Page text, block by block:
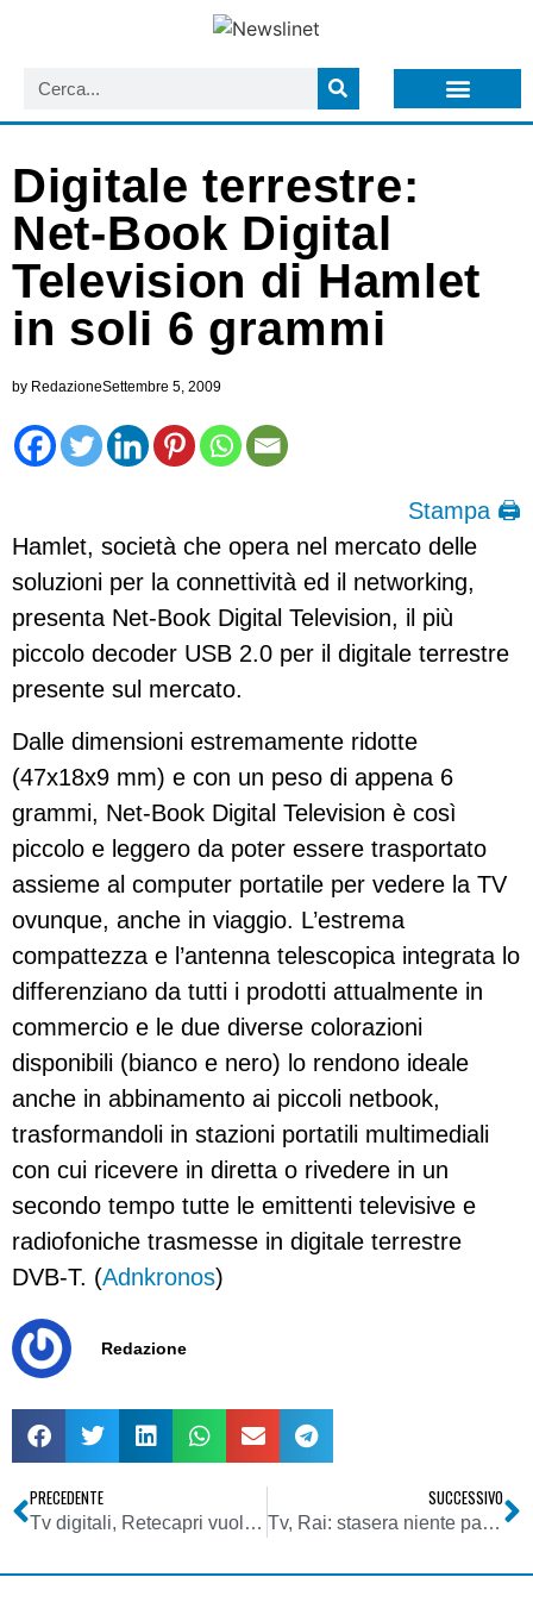
Digitale terrestre:
Net-Book Digital
Television di Hamlet
in soli 6 grammi
by RedazioneSettembre 5, 2009
Stampa 🖨
Hamlet, società che opera nel mercato delle
soluzioni per la connettività ed il networking,
presenta Net-Book Digital Television, il più
piccolo decoder USB 2.0 per il digitale terrestre
presente sul mercato.
Dalle dimensioni estremamente ridotte
(47x18x9 mm) e con un peso di appena 6
grammi, Net-Book Digital Television è così
piccolo e leggero da poter essere trasportato
assieme al computer portatile per vedere la TV
ovunque, anche in viaggio. L’estrema
compattezza e l’antenna telescopica integrata lo
differenziano da tutti i prodotti attualmente in
commercio e le due diverse colorazioni
disponibili (bianco e nero) lo rendono ideale
anche in abbinamento ai piccoli netbook,
trasformandoli in stazioni portatili multimediali
con cui ricevere in diretta o rivedere in un
secondo tempo tutte le emittenti televisive e
radiofoniche trasmesse in digitale terrestre
DVB-T. (Adnkronos)
Redazione
PRECEDENTE
Tv digitali, Retecapri vuole il secondo mux nazionale e propone ricorso straordinario al PdR contro la delibera 181/09/Cons dell’Agcom
SUCCESSIVO
Tv, Rai: stasera niente partita sul satellite. Gentiloni (Pd): e’ illegittimo